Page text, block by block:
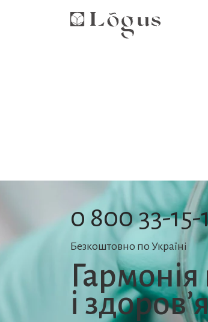
0 800 33-15-
Безкоштовно по Україні
Гармонія
i